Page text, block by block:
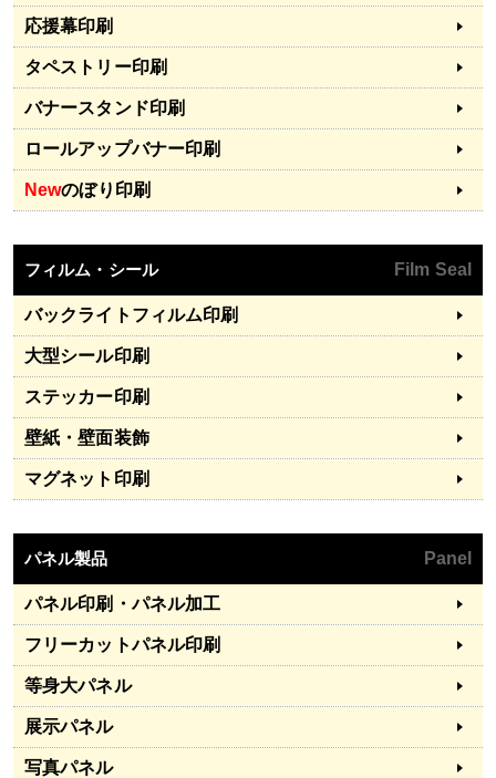
応援幕印刷
タペストリー印刷
バナースタンド印刷
ロールアップバナー印刷
Newのぼり印刷
フィルム・シール Film Seal
バックライトフィルム印刷
大型シール印刷
ステッカー印刷
壁紙・壁面装飾
マグネット印刷
パネル製品 Panel
パネル印刷・パネル加工
フリーカットパネル印刷
等身大パネル
展示パネル
写真パネル